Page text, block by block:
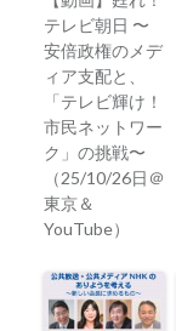
テレビ朝日 〜
安倍政権のメデ
ィア支配と、
「テレビ輝け！
市民ネットワー
ク」の挑戦〜
（25/10/26日＠
東京＆
YouTube）